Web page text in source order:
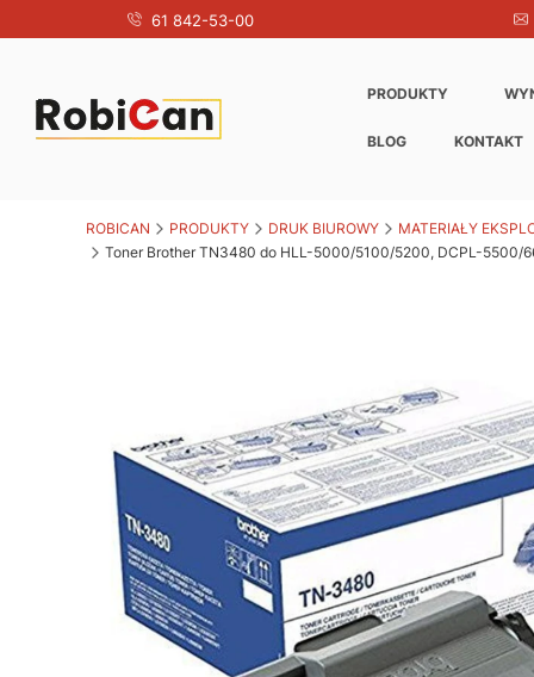
61 842-53-00
PRODUKTY
BLOG KONTAKT
ROBICAN PRODUKTY DRUK BIUROWY
MATERIAŁY
Toner Brother TN3480 do HLL-5000/5100/5200, DCPL-5500/